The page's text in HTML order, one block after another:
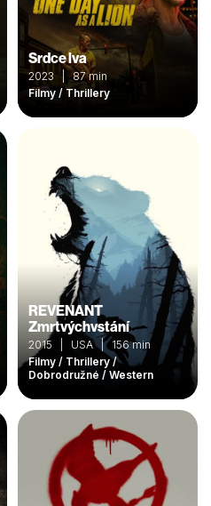
Srdce lva
2023 | 87 min
Filmy / Thrillery
REVENANT
Zmrtvýchvstání
2015 | USA | 156 min
Filmy / Thrillery /
Dobrodružné / Western